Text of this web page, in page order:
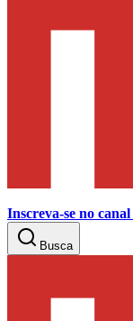
Inscreva-se no canal
Busca